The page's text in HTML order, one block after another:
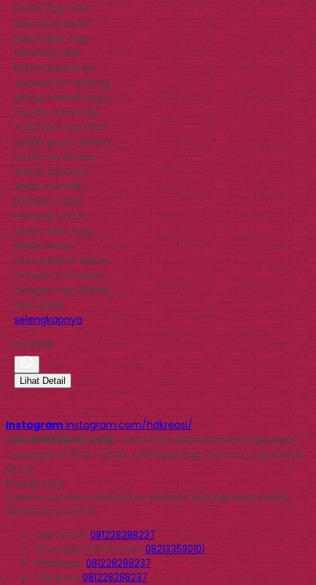
Paper Bag Toko
Baju | Kemasan
Baju Paper bag
toko baju dari
bahan kertas art
cartoon laminating
glossy mewah juga
murah, hanya Rp.
4.250/pcs saja dan
sudah gratis desain
cetak tas kertas.
Sudah saatnya
Anda memiliki
jinjingan yang
menarik untuk
usaha toko baju
Anda. Selain
memberikan kesan
mewah, tas kertas
dengan logo brand
toko Anda…
selengkapnya
Rp 6.000
Lihat Detail
Instagram instagram.com/hdkreasi/
JUALPAPERBAG.COM- Solusi Kemasan Ramah Lingkungan
Copyright © 2014 - 2026 Jual Paper Bag Custom | Tas Kertas
Murah
Kontak Kami
Apabila ada yang ditanyakan, silahkan hubungi kami melalui
kontak di bawah ini.
Call Center081228288237
WhatsappPemesanan 082133590101
Whatsapp081228288237
Telegram081228288237